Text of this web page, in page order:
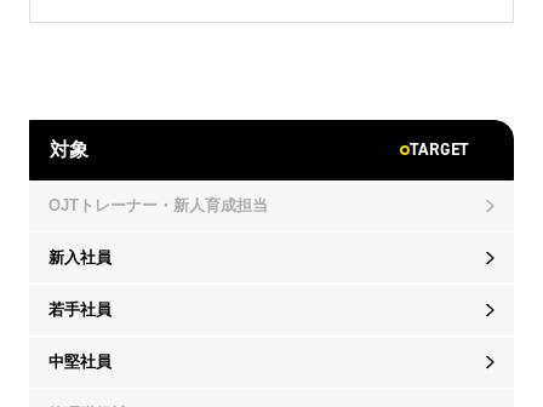
対象 TARGET
OJTトレーナー・新人育成担当
新入社員
若手社員
中堅社員